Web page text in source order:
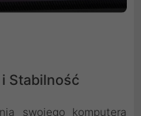
Stabilność
swojego komputera